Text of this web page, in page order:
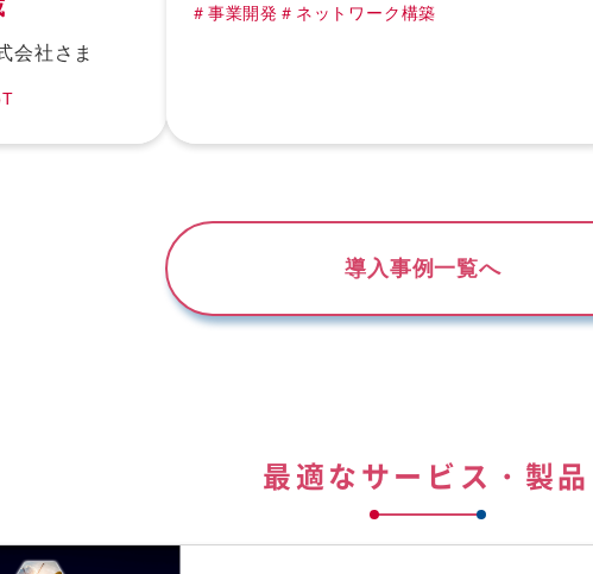
会社さま
＃事業開発 ＃ネットワーク構築
導入事例一覧へ
最適なサービス・製品